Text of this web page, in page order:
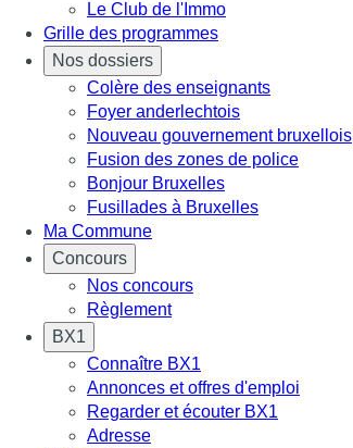
Le Club de l'Immo
Grille des programmes
Nos dossiers
Colère des enseignants
Foyer anderlechtois
Nouveau gouvernement bruxellois
Fusion des zones de police
Bonjour Bruxelles
Fusillades à Bruxelles
Ma Commune
Concours
Nos concours
Règlement
BX1
Connaître BX1
Annonces et offres d'emploi
Regarder et écouter BX1
Adresse